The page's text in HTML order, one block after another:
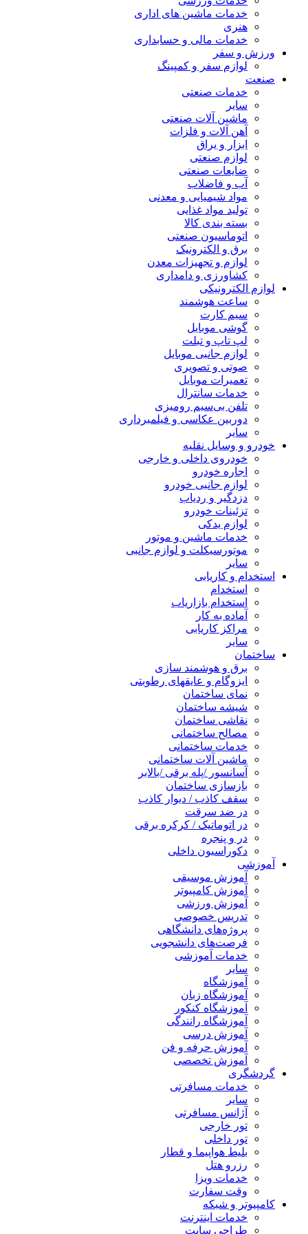
خدمات ماشین های اداری
خدمات مالی و حسابداری
و سفر
لوازم سفر و کمپینگ
خدمات صنعتی
ماشین آلات صنعتی
آهن آلات و فلزات
ابزار و یراق
لوازم صنعتی
ضایعات صنعتی
آب و فاضلاب
مواد شیمیایی و معدنی
تولید مواد غذایی
بسته بندی کالا
اتوماسیون صنعتی
برق و الکترونیک
لوازم و تجهیزات معدن
کشاورزی و دامداری
الکترونیکی
ساعت هوشمند
سیم کارت
گوشی موبایل
لپ تاپ و تبلت
لوازم جانبی موبایل
صوتی و تصویری
تعمیرات موبایل
خدمات سانترال
تلفن بی‌سیم رومیزی
دوربین عکاسی و فیلمبرداری
و وسایل نقلیه
خودروی داخلی و خارجی
اجاره خودرو
لوازم جانبی خودرو
دزدگیر و ردیاب
تزئینات خودرو
لوازم یدکی
خدمات ماشین و موتور
موتورسیکلت و لوازم جانبی
و کاریابی
استخدام
استخدام بازاریاب
آماده به کار
مراکز کاریابی
برق و هوشمند سازی
ایزوگام و عایقهای رطوبتی
نمای ساختمان
شیشه ساختمان
نقاشی ساختمان
مصالح ساختمانی
خدمات ساختمانی
ماشین آلات ساختمانی
آسانسور /پله برقی /بالابر
بازسازی ساختمان
سقف کاذب / دیوار کاذب
در ضد سرقت
در اتوماتیک / کرکره برقی
در و پنجره
دکوراسیون داخلی
آموزش موسیقی
آموزش کامپیوتر
آموزش ورزشی
تدریس خصوصی
پروژه‌های دانشگاهی
فرصت‌های دانشجویی
خدمات آموزشی
آموزشگاه
آموزشگاه زبان
آموزشگاه کنکور
آموزشگاه رانندگی
آموزش درسی
آموزش حرفه و فن
آموزش تخصصی
خدمات مسافرتی
آژانس مسافرتی
تور خارجی
تور داخلی
بلیط هواپیما و قطار
رزرو هتل
خدمات ویزا
وقت سفارت
و شبکه
خدمات اینترنت
طراحی سایت